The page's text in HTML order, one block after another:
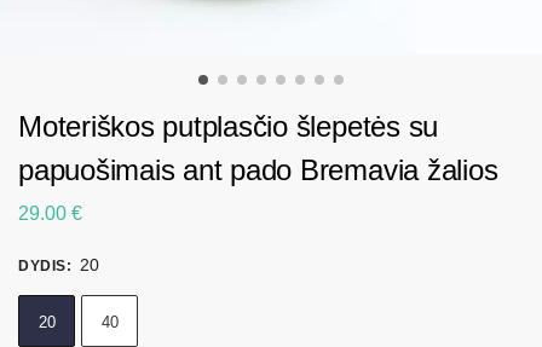
Moteriškos putplasčio šlepetės su
papuošimais ant pado Bremavia žalios
29.00 €
DYDIS: 20
20 40